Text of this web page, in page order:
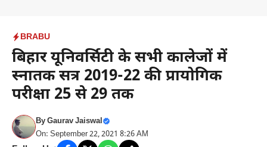
BRABU
बिहार यूनिवर्सिटी के सभी कालेजों में
स्नातक सत्र 2019-22 की प्रायोगिक
परीक्षा 25 से 29 तक
ByGaurav Jaiswal
On: September 22, 2021 8:26 AM